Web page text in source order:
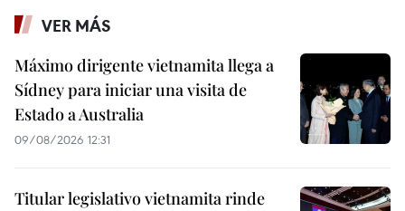
VER MÁS
Máximo dirigente vietnamita llega a
Sídney para iniciar una visita de
Estado a Australia
09/08/2026 12:31
Titular legislativo vietnamita rinde